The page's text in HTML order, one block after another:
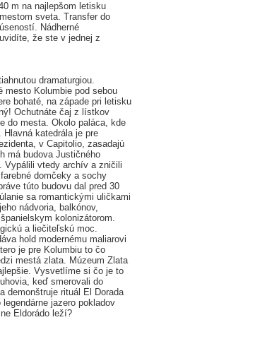
m na najlepšom letisku
sveta. Transfer do
Nádherné
že ste v jednej z
dramaturgiou.
mesto Kolumbie pod sebou
bohaté, na západe pri letisku
Ochutnáte čaj z lístkov
do mesta. Okolo paláca, kde
katedrála je pre
v Capitolio, zasadajú
má budova Justičného
Vypálili vtedy archív a zničili
domčeky a sochy
túto budovu dal pred 30
sa romantickými uličkami
nádvoria, balkónov,
kolonizátorom.
a liečiteľskú moc.
hold modernému maliarovi
je pre Kolumbiu to čo
mestá zlata. Múzeum Zlata
Vysvetlíme si čo je to
keď smerovali do
demonštruje rituál El Dorada
jazero pokladov
Eldorádo leží?